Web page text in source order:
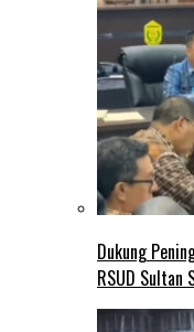
Dukung
RSUD Sultan